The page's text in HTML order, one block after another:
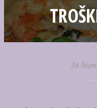
24